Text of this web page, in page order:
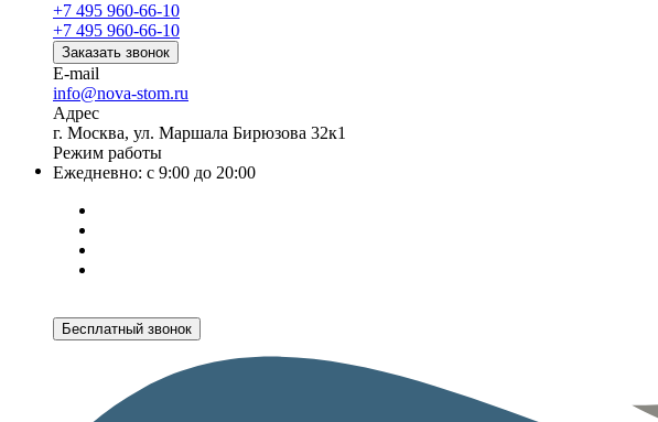
+7 495 960-66-10
+7 495 960-66-10
Заказать звонок
E-mail
info@nova-stom.ru
Адрес
г. Москва, ул. Маршала Бирюзова 32к1
Режим работы
Ежедневно: с 9:00 до 20:00
Бесплатный звонок